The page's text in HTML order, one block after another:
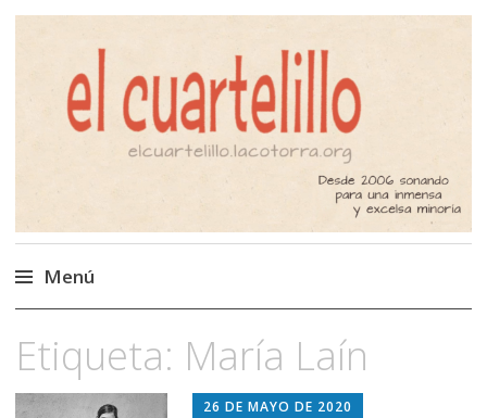
El Cuartelillo
Programa de radio de música
independiente. Podcast
Menú
al
contenido
Etiqueta: María Laín
26 DE MAYO DE 2020